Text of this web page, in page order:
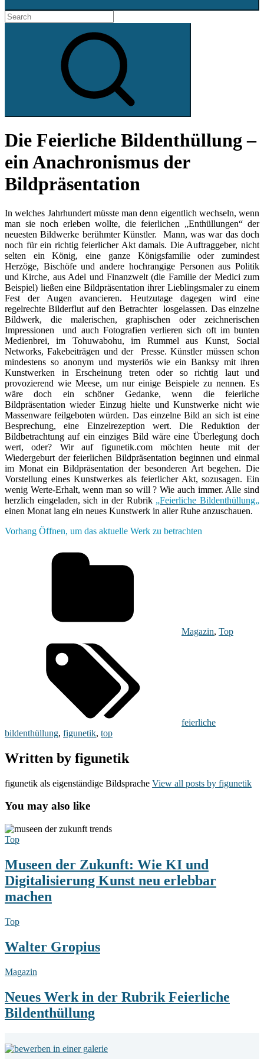
Search
for:
Die Feierliche Bildenthüllung –
ein Anachronismus der
Bildpräsentation
In welches Jahrhundert müsste man denn eigentlich wechseln, wenn
man sie noch erleben wollte, die feierlichen „Enthüllungen“ der
neuesten Bildwerke berühmter Künstler. Mann, was war das doch
noch für ein richtig feierlicher Akt damals. Die Auftraggeber, nicht
selten ein König, eine ganze Königsfamilie oder zumindest
Herzöge, Bischöfe und andere hochrangige Personen aus Politik
und Kirche, aus Adel und Finanzwelt (die Familie der Medici zum
Beispiel) ließen eine Bildpräsentation ihrer Lieblingsmaler zu einem
Fest der Augen avancieren. Heutzutage dagegen wird eine
regelrechte Bilderflut auf den Betrachter losgelassen. Das einzelne
Bildwerk, die malerischen, graphischen oder zeichnerischen
Impressionen und auch Fotografien verlieren sich oft im bunten
Medienbrei, im Tohuwabohu, im Rummel aus Kunst, Social
Networks, Fakebeiträgen und der Presse. Künstler müssen schon
mindestens so anonym und mysteriös wie ein Banksy mit ihren
Kunstwerken in Erscheinung treten oder so richtig laut und
provozierend wie Meese, um nur einige Beispiele zu nennen. Es
wäre doch ein schöner Gedanke, wenn die feierliche
Bildpräsentation wieder Einzug hielte und Kunstwerke nicht wie
Massenware feilgeboten würden. Das einzelne Bild an sich ist eine
Besprechung, eine Einzelrezeption wert. Die Reduktion der
Bildbetrachtung auf ein einziges Bild wäre eine Überlegung doch
wert, oder? Wir auf figunetik.com möchten heute mit der
Wiedergeburt der feierlichen Bildpräsentation beginnen und einmal
im Monat ein Bildpräsentation der besonderen Art begehen. Die
Vorstellung eines Kunstwerkes als feierlicher Akt, sozusagen. Ein
wenig Werte-Erhalt, wenn man so will ? Wie auch immer. Alle sind
herzlich eingeladen, sich in der Rubrik „Feierliche Bildenthüllung„
einen Monat lang ein neues Kunstwerk in aller Ruhe anzuschauen.
Vorhang Öffnen, um das aktuelle Werk zu betrachten
Magazin, Top
feierliche
bildenthüllung, figunetik, top
Written by figunetik
figunetik als eigenständige Bildsprache View all posts by figunetik
You may also like
Museen
der
Wie
KI
und
Digitalisierung
Kunst
erlebbar
Top
Museen der Zukunft: Wie KI und
Digitalisierung Kunst neu erlebbar
machen
Walter
Top
Walter Gropius
Neues
in
der
Rubrik
Magazin
Neues Werk in der Rubrik Feierliche
Bildenthüllung
Footer
Widget